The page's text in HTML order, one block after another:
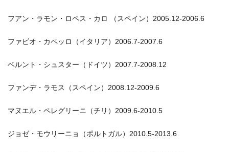
フアン・ラモン・ロペス・カロ （スペイン）2005.12-2006.6
ファビオ・カペッロ（イタリア）2006.7-2007.6
ベルント・シュスター（ドイツ）2007.7-2008.12
ファンデ・ラモス（スペイン）2008.12-2009.6
マヌエル・ペレグリーニ（チリ）2009.6-2010.5
ジョゼ・モウリーニョ（ポルトガル）2010.5-2013.6